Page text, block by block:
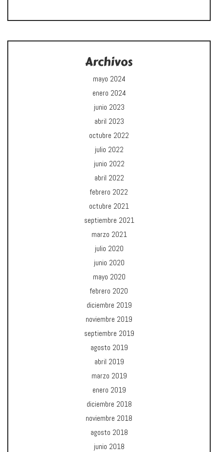
Archivos
mayo 2024
enero 2024
junio 2023
abril 2023
octubre 2022
julio 2022
junio 2022
abril 2022
febrero 2022
octubre 2021
septiembre 2021
marzo 2021
julio 2020
junio 2020
mayo 2020
febrero 2020
diciembre 2019
noviembre 2019
septiembre 2019
agosto 2019
abril 2019
marzo 2019
enero 2019
diciembre 2018
noviembre 2018
agosto 2018
junio 2018